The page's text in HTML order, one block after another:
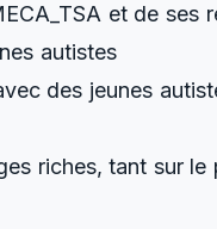
et de ses
autistes
des jeunes
riches, tant sur le